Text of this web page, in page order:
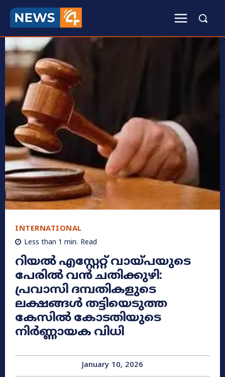
INTERNATIONAL
Less than 1 min. Read
റിയൽ എസ്റ്റേറ്റ് വായ്പയുടെ
പേരിൽ വൻ ചതിക്കുഴി:
പ്രവാസി ദമ്പതികളുടെ
ലക്ഷങ്ങൾ തട്ടിയെടുത്ത
കേസിൽ കോടതിയുടെ
നിർണ്ണായക വിധി
January 10, 2026